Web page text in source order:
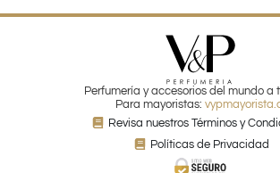
Perfumería y accesorios del mundo a
Para mayoristas:
Revisa nuestros Términos y
Políticas de Privacidad